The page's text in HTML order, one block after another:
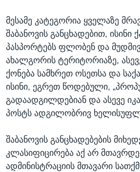
მესამე კატეგორია ყველაზე
შაბანოვის განცხადებით,
პასპორტებს ფლობენ და
ახალგორის ტერიტორიაზე,
ქონება სამხრეთ ოსეთსა და
ისინი, ეგრეთ წოდებული,
გადაადგილდებიან და ასევე
პოსტს ადგილობრივ
შაბანოვის განცხადებების
კლასიფიცირება აქ არ
ადმინისტრაციის მთავარი